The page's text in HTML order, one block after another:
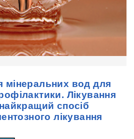
мінеральних вод для
Лікування
спосіб
лікування